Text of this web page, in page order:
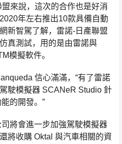
來說，這次的合作也是好消
年左右推出10款具備自動
新智駕了解，雷諾-日產聯盟
真測試，用的是由雷諾與
模擬軟件。
信心滿滿，“有了雷諾
駛模擬器 SCANeR Studio 針
的開發。”
將會進一步加強駕駛模擬器
將收購 Oktal 與汽車相關的資